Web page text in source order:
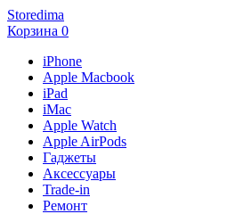
Storedima
Корзина 0
iPhone
Apple Macbook
iPad
iMac
Apple Watch
Apple AirPods
Гаджеты
Аксессуары
Trade-in
Ремонт